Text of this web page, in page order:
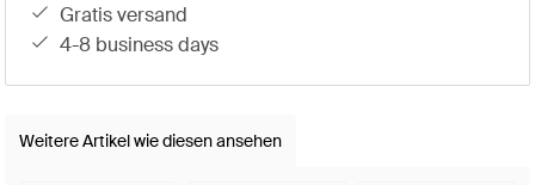
gratis versand
4-8 business days
Weitere Artikel wie diesen ansehen